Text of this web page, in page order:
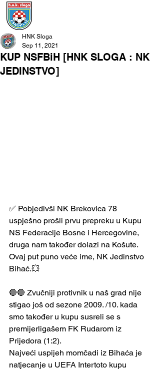
KUP NSFBiH [HNK SLOGA : NK
JEDINSTVO]
HNK Sloga
Sep 11, 2021
✅ Pobjedivši NK Brekovica 78
uspješno prošli prvu prepreku u Kupu
NS Federacije Bosne i Hercegovine,
druga nam također dolazi na Košute.
Ovaj put puno veće ime, NK Jedinstvo
Bihać.💥
🔴🔴 Zvučniji protivnik u naš grad nije
stigao još od sezone 2009. /10. kada
smo također u kupu susreli se s
premijerligašem FK Rudarom iz
Prijedora (1:2).
Najveći uspijeh momčadi iz Bihaća je
natjecanje u UEFA Intertoto kupu